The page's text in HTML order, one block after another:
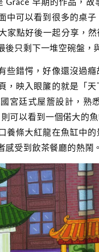
Grace 早期的作品，
中可以看到很多的桌
家點好後一起分享，
只剩下一堆空碗盤，
些錯愕，好像還沒過
，映入眼簾的就是「
宮廷式屋簷設計，熟
可以看到一個偌大的
養條大紅龍在魚缸中
感受到飲茶餐廳的熱鬧。